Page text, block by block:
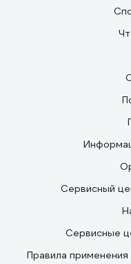
Сервисный
Сервисные
Правила